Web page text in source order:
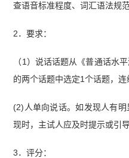
查语音标准程度、词汇语法规
2．要求：
（1）说话话题从《普通话水
的两个话题中选定1个话题，连
(2)人单向说话。如发现人有
现时，主试人应及时提示或引导
3．评分：